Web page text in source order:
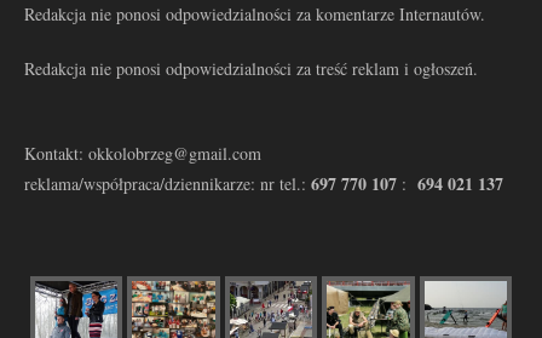
Redakcja nie ponosi odpowiedzialności za komentarze Internautów.
Redakcja nie ponosi odpowiedzialności za treść reklam i ogłoszeń.
Kontakt: okkolobrzeg@gmail.com
reklama/współpraca/dziennikarze: nr tel.: 697 770 107 : 694 021 137